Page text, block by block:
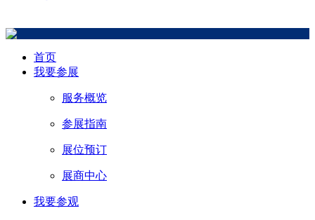
首页
我要参展
服务概览
参展指南
展位预订
展商中心
我要参观